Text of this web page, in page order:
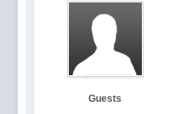
Guests